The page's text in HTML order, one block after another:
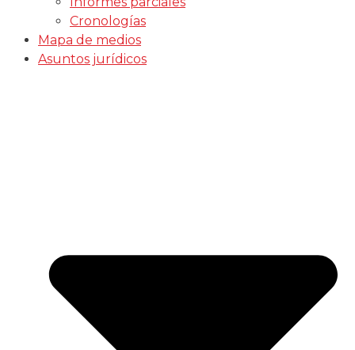
Cronologías
Mapa de medios
Asuntos jurídicos